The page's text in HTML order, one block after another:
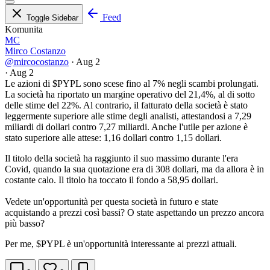
Toggle Sidebar
Feed
Komunita
MC
Mirco Costanzo
@mircocostanzo · Aug 2
· Aug 2
Le azioni di $PYPL sono scese fino al 7% negli scambi prolungati.
La società ha riportato un margine operativo del 21,4%, al di sotto
delle stime del 22%. Al contrario, il fatturato della società è stato
leggermente superiore alle stime degli analisti, attestandosi a 7,29
miliardi di dollari contro 7,27 miliardi. Anche l'utile per azione è
stato superiore alle attese: 1,16 dollari contro 1,15 dollari.
Il titolo della società ha raggiunto il suo massimo durante l'era
Covid, quando la sua quotazione era di 308 dollari, ma da allora è in
costante calo. Il titolo ha toccato il fondo a 58,95 dollari.
Vedete un'opportunità per questa società in futuro e state
acquistando a prezzi così bassi? O state aspettando un prezzo ancora
più basso?
Per me, $PYPL è un'opportunità interessante ai prezzi attuali.